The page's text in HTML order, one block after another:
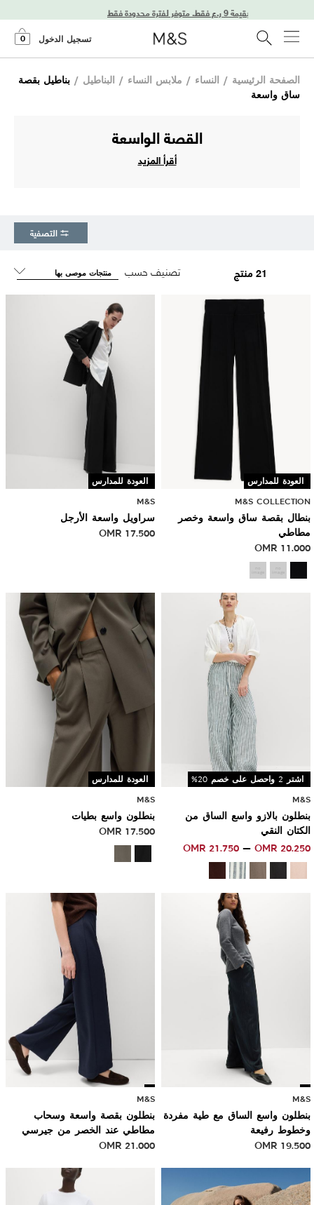
تسجيل الدخول 0
الصفحة الرئيسية / النساء / ملابس النساء / البناطيل / بناطيل بقصة
ساق واسعة
القصة الواسعة
أقرأ المزيد
التصفية
21 منتج تصنيف حسب
العودة للمدارس
M&S COLLECTION
بنطال بقصة ساق واسعة وخصر
مطاطي
OMR 11.000
العودة للمدارس
M&S
سراويل واسعة الأرجل
OMR 17.500
Sale
اشتر 2 واحصل على خصم 20%
M&S
بنطلون بالازو واسع الساق من
الكتان النقي
OMR 20.250
OMR 21.750
العودة للمدارس
M&S
بنطلون واسع بطيات
OMR 17.500
M&S
بنطلون واسع الساق مع طية مفردة
وخطوط رفيعة
OMR 19.500
M&S
بنطلون بقصة واسعة وسحاب
مطاطي عند الخصر من جيرسي
OMR 21.000